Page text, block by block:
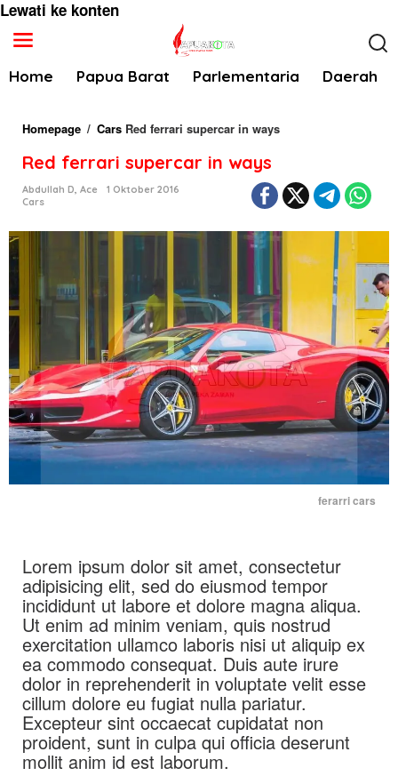
Lewati ke konten
Home Papua Barat Parlementaria Daerah
Homepage / Cars Red ferrari supercar in ways
Red ferrari supercar in ways
Abdullah D, Ace
1 Oktober 2016
Cars
ferarri cars
Lorem ipsum dolor sit amet, consectetur
adipisicing elit, sed do eiusmod tempor
incididunt ut labore et dolore magna aliqua.
Ut enim ad minim veniam, quis nostrud
exercitation ullamco laboris nisi ut aliquip ex
ea commodo consequat. Duis aute irure
dolor in reprehenderit in voluptate velit esse
cillum dolore eu fugiat nulla pariatur.
Excepteur sint occaecat cupidatat non
proident, sunt in culpa qui officia deserunt
mollit anim id est laborum.